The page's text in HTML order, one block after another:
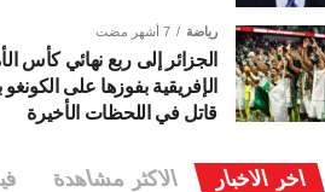
رياضة 7 أشهر مضت
الجزائر إلى ربع نهائي كأس
الإفريقية بفوزها على
قاتل في اللحظات الأخيرة
اخر الاخبار الاكثر مشاهدة